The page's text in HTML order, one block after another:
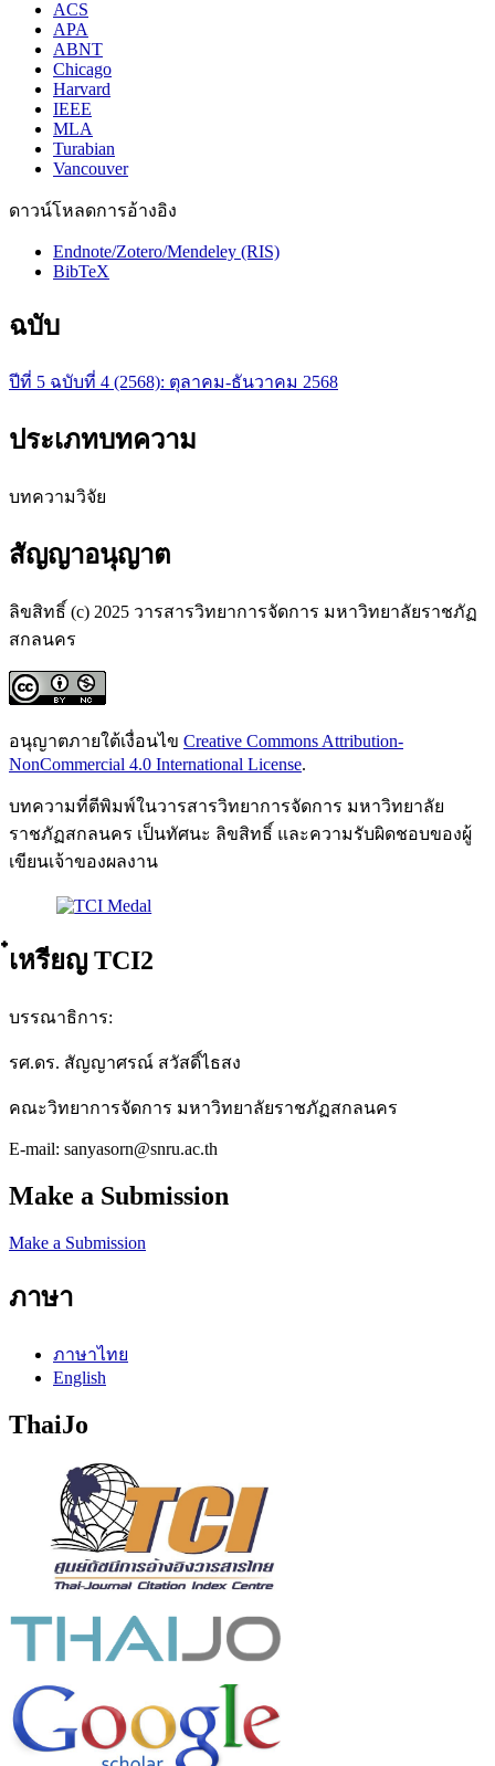
ACS
APA
ABNT
Chicago
Harvard
IEEE
MLA
Turabian
Vancouver
ดาวน์โหลดการอ้างอิง
Endnote/Zotero/Mendeley (RIS)
BibTeX
ฉบับ
ปีที่ 5 ฉบับที่ 4 (2568): ตุลาคม-ธันวาคม 2568
ประเภทบทความ
บทความวิจัย
สัญญาอนุญาต
ลิขสิทธิ์ (c) 2025 วารสารวิทยาการจัดการ มหาวิทยาลัยราชภัฏ
สกลนคร
อนุญาตภายใต้เงื่อนไข Creative Commons Attribution-
NonCommercial 4.0 International License.
บทความที่ตีพิมพ์ในวารสารวิทยาการจัดการ มหาวิทยาลัย
ราชภัฏสกลนคร เป็นทัศนะ ลิขสิทธิ์ และความรับผิดชอบของผู้
เขียนเจ้าของผลงาน
๋เหรียญ TCI2
บรรณาธิการ:
รศ.ดร. สัญญาศรณ์ สวัสดิ์ไธสง
คณะวิทยาการจัดการ มหาวิทยาลัยราชภัฏสกลนคร
E-mail: sanyasorn@snru.ac.th
Make a Submission
Make a Submission
ภาษา
ภาษาไทย
English
ThaiJo